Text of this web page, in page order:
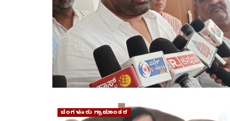
ಬೆಂಗಳೂರು ಗ್ರಾಮಾಂತರ